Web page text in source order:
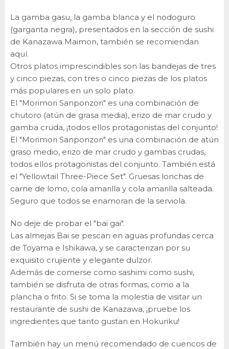
La gamba gasu, la gamba blanca y el nodoguro
(garganta negra), presentados en la sección de sushi
de Kanazawa Maimon, también se recomiendan
aquí.
Otros platos imprescindibles son las bandejas de tres
y cinco piezas, con tres o cinco piezas de los platos
más populares en un solo plato.
El "Morimori Sanponzori" es una combinación de
chutoro (atún de grasa media), erizo de mar crudo y
gamba cruda, ¡todos ellos protagonistas del conjunto!
El "Morimori Sanponzori" es una combinación de atún
graso medio, erizo de mar crudo y gambas crudas,
todos ellos protagonistas del conjunto. También está
el "Yellowtail Three-Piece Set". Gruesas lonchas de
carne de lomo, cola amarilla y cola amarilla salteada.
Seguro que todos se enamoran de la serviola.
No deje de probar el "bai gai".
Las almejas Bai se pescan en aguas profundas cerca
de Toyama e Ishikawa, y se caracterizan por su
exquisito crujiente y elegante dulzor.
Además de comerse como sashimi como sushi,
también se disfruta de otras formas, como a la
plancha o frito. Si se toma la molestia de visitar un
restaurante de sushi de Kanazawa, ¡pruebe los
ingredientes que tanto gustan en Hokuriku!
También hay un menú recomendado de cuencos de